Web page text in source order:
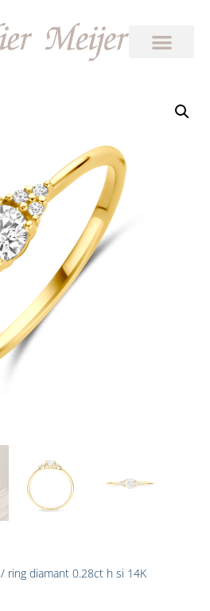
/ ring diamant 0.28ct h si 14K